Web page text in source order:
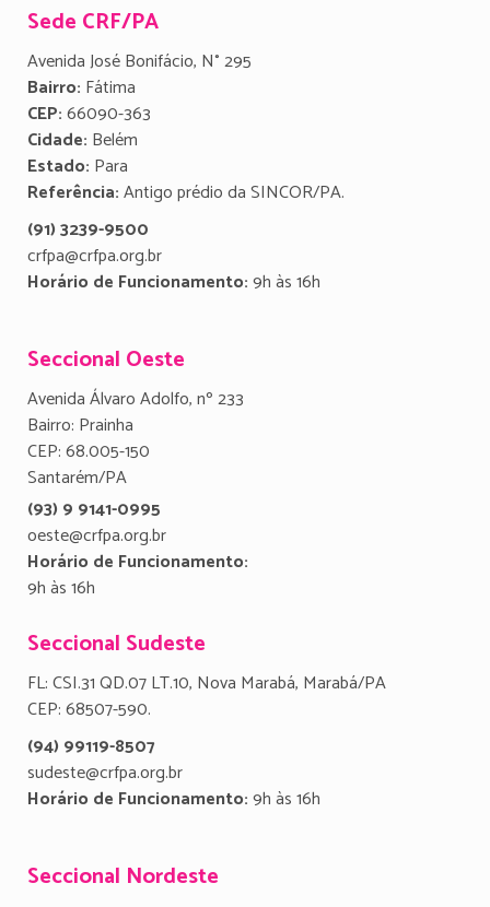
Sede CRF/PA
Avenida José Bonifácio, N° 295
Bairro: Fátima
CEP:66090-363
Cidade: Belém
Estado: Para
Referência:Antigo prédio da SINCOR/PA.
(91) 3239-9500
crfpa@crfpa.org.br
Horário de Funcionamento:9h às 16h
Seccional Oeste
Avenida Álvaro Adolfo, nº 233
Bairro: Prainha
CEP: 68.005-150
Santarém/PA
(93) 9 9141-0995
oeste@crfpa.org.br
Horário de Funcionamento:
9h às 16h
Seccional Sudeste
FL: CSI.31 QD.07 LT.10, Nova Marabá, Marabá/PA
CEP: 68507-590.
(94) 99119-8507
sudeste@crfpa.org.br
Horário de Funcionamento:9h às 16h
Seccional Nordeste